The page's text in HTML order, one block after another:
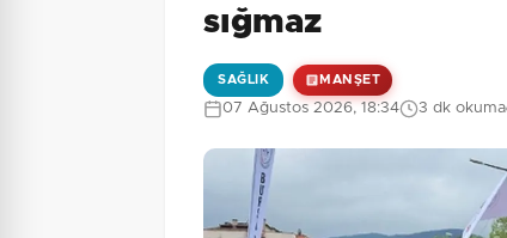
sığmaz
SAĞLIK MANŞET
07 Ağustos 2026, 18:34 3 dk okuma